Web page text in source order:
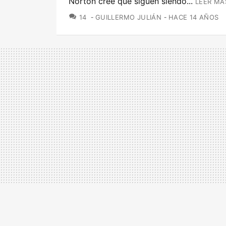
14 COMENTARIOS
GUILLERMO JULIÁN HACE 14 AÑOS